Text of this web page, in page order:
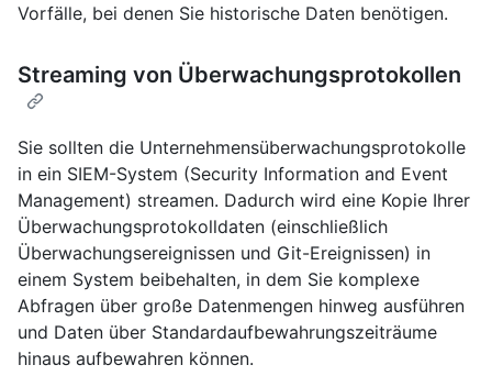
Vorfälle, bei denen Sie historische Daten benötigen.
Streaming von Überwachungsprotokollen
Sie sollten die Unternehmensüberwachungsprotokolle
in ein SIEM-System (Security Information and Event
Management) streamen. Dadurch wird eine Kopie Ihrer
Überwachungsprotokolldaten (einschließlich
Überwachungsereignissen und Git-Ereignissen) in
einem System beibehalten, in dem Sie komplexe
Abfragen über große Datenmengen hinweg ausführen
und Daten über Standardaufbewahrungszeiträume
hinaus aufbewahren können.